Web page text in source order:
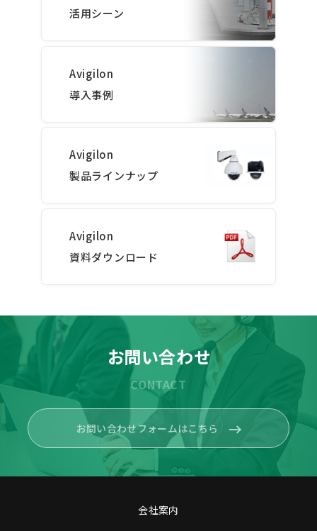
活用シーン
Avigilon
導入事例
Avigilon
製品ラインナップ
Avigilon
資料ダウンロード
お問い合わせ
CONTACT
お問い合わせフォームはこちら
会社案内